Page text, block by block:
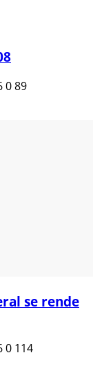
089
se rende
0 114